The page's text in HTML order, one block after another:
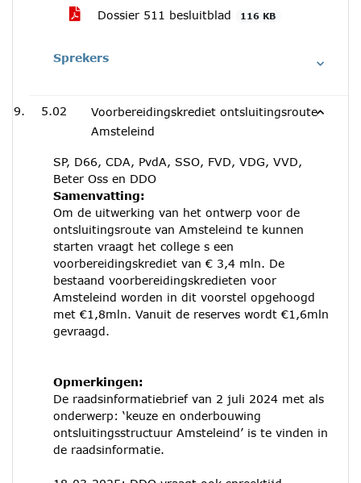
Dossier 511 besluitblad 116 KB
Sprekers
5.02
Voorbereidingskrediet ontsluitingsroute
Amsteleind
SP, D66, CDA, PvdA, SSO, FVD, VDG, VVD,
Beter Oss en DDO
Samenvatting:
Om de uitwerking van het ontwerp voor de
ontsluitingsroute van Amsteleind te kunnen
starten vraagt het college s een
voorbereidingskrediet van € 3,4 mln. De
bestaand voorbereidingskredieten voor
Amsteleind worden in dit voorstel opgehoogd
met €1,8mln. Vanuit de reserves wordt €1,6mln
gevraagd.
Opmerkingen:
De raadsinformatiebrief van 2 juli 2024 met als
onderwerp: ‘keuze en onderbouwing
ontsluitingsstructuur Amsteleind’ is te vinden in
de raadsinformatie.